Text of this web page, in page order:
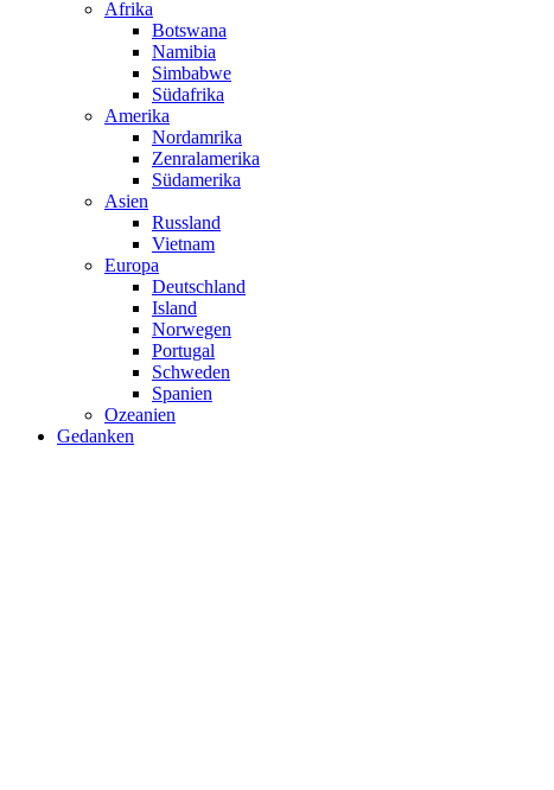
Afrika
Botswana
Namibia
Simbabwe
Südafrika
Amerika
Nordamrika
Zenralamerika
Südamerika
Asien
Russland
Vietnam
Europa
Deutschland
Island
Norwegen
Portugal
Schweden
Spanien
Ozeanien
Gedanken